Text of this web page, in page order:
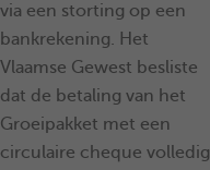
via een storting op een
bankrekening. Het
Vlaamse Gewest besliste
dat de betaling van het
Groeipakket met een
circulaire cheque volledig